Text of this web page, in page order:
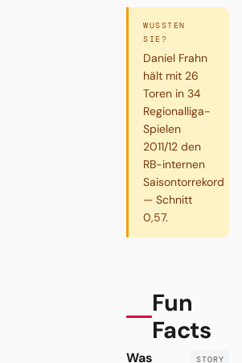
WUSSTEN
SIE?
Daniel Frahn
hält mit 26
Toren in 34
Regionalliga-
Spielen
2011/12 den
RB-internen
Saisontorrekord
— Schnitt
0,57.
Fun
Facts
Was